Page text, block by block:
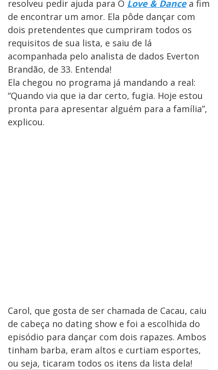
resolveu pedir ajuda para O Love & Dancea fim
de encontrar um amor. Ela pôde dançar com
dois pretendentes que cumpriram todos os
requisitos de sua lista, e saiu de lá
acompanhada pelo analista de dados Everton
Brandão, de 33. Entenda!
Ela chegou no programa já mandando a real:
“Quando via que ia dar certo, fugia. Hoje estou
pronta para apresentar alguém para a família”,
explicou.
Carol, que gosta de ser chamada de Cacau, caiu
de cabeça no dating show e foi a escolhida do
episódio para dançar com dois rapazes. Ambos
tinham barba, eram altos e curtiam esportes,
ou seja, ticaram todos os itens da lista dela!